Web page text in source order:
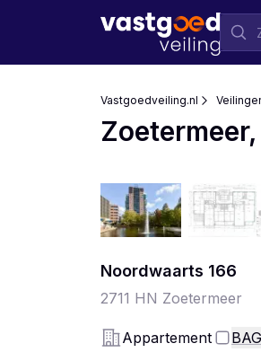
Vastgoedveiling.nl
Noordwaarts 166
2711 HN Zoetermeer
Appartement BAG